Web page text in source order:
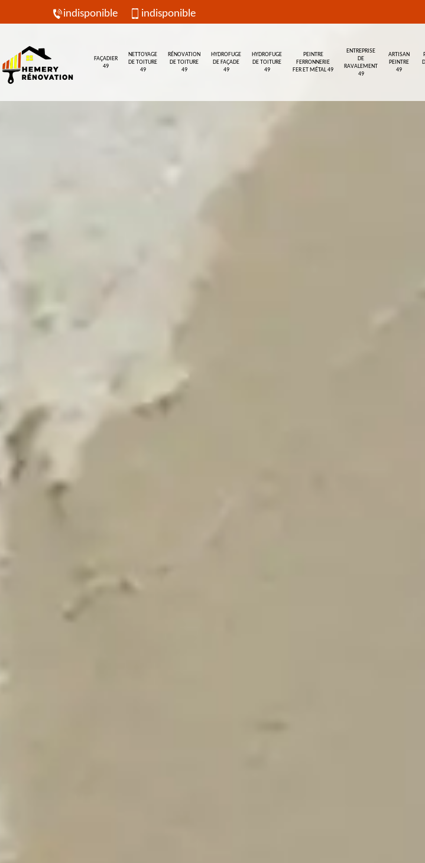
indisponible indisponible
FAÇADIER
49
NETTOYAGE
DE TOITURE
49
RÉNOVATION
DE TOITURE
49
HYDROFUGE
DE FAÇADE
49
HYDROFUGE
DE TOITURE
49
PEINTRE
FERRONNERIE
FER ET MÉTAL 49
ENTREPRISE
DE
RAVALEMENT
49
ARTISAN
PEINTRE
49